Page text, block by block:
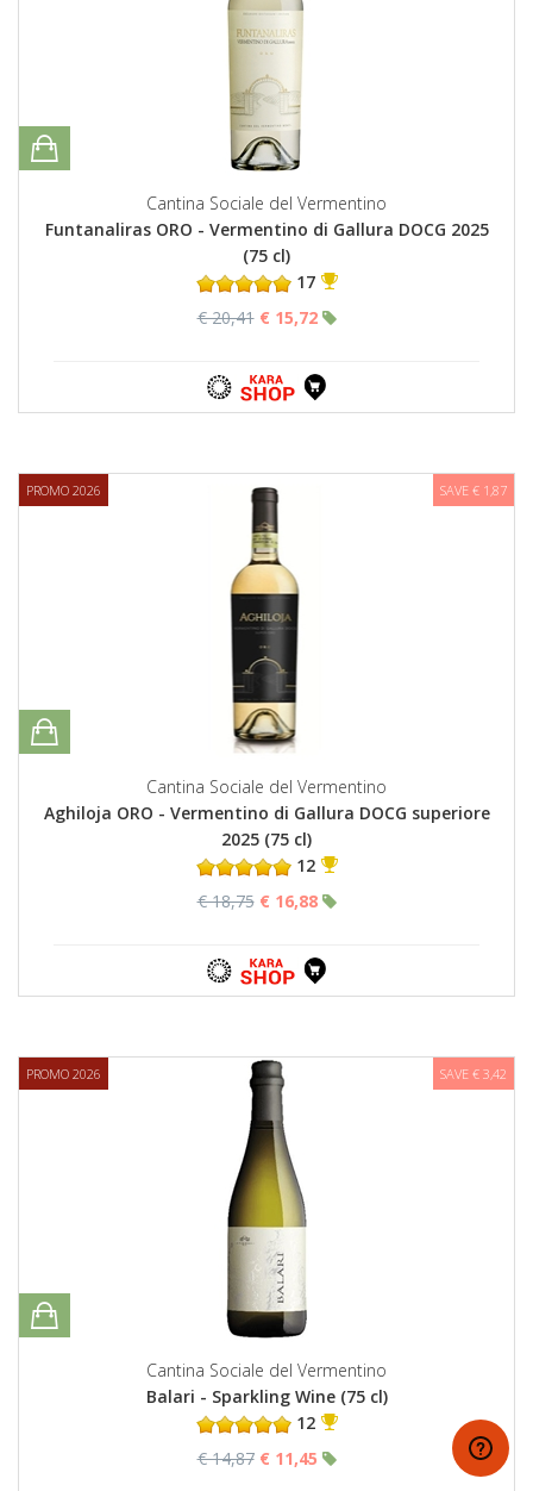
Cantina Sociale del Vermentino
Funtanaliras ORO - Vermentino di Gallura DOCG 2025
(75 cl)
17
€ 20,41 € 15,72
PROMO 2026 SAVE € 1,87
Cantina Sociale del Vermentino
Aghiloja ORO - Vermentino di Gallura DOCG superiore
2025 (75 cl)
12
€ 18,75 € 16,88
PROMO 2026 SAVE € 3,42
Cantina Sociale del Vermentino
Balari - Sparkling Wine (75 cl)
12
€ 14,87 € 11,45